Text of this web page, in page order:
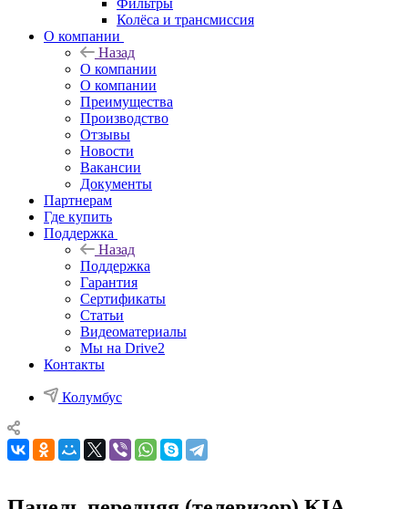
Фильтры
Колёса и трансмиссия
О компании
Назад
О компании
О компании
Преимущества
Производство
Отзывы
Новости
Вакансии
Документы
Партнерам
Где купить
Поддержка
Назад
Поддержка
Гарантия
Сертификаты
Статьи
Видеоматериалы
Мы на Drive2
Контакты
Колумбус